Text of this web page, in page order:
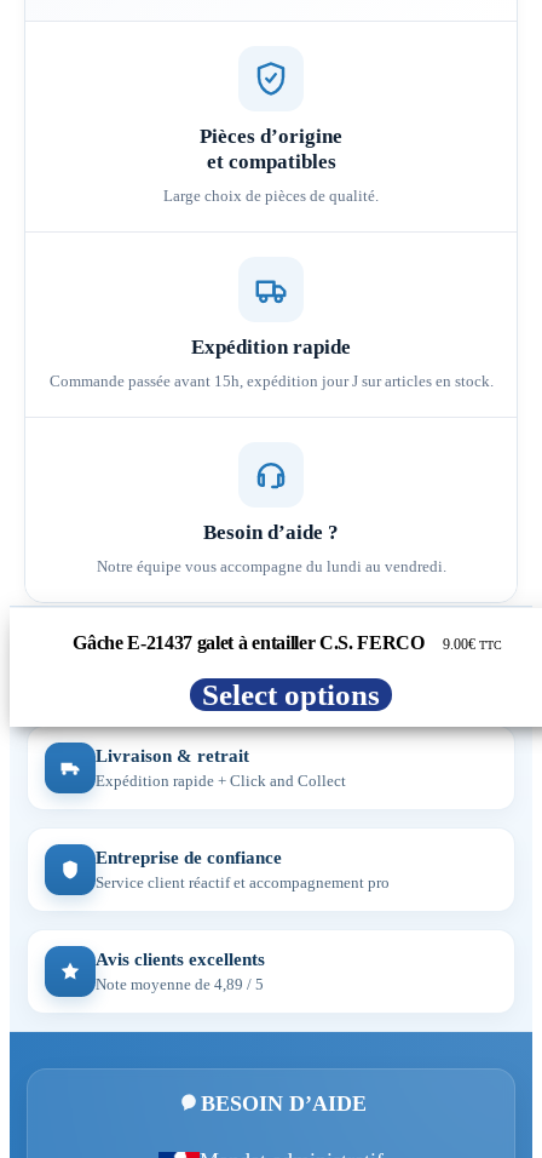
Pièces d’origine
et compatibles
Large choix de pièces de qualité.
Expédition rapide
Commande passée avant 15h, expédition jour J sur articles en stock.
Besoin d’aide ?
Notre équipe vous accompagne du lundi au vendredi.
Gâche E-21437 galet à entailler C.S. FERCO 9.00€ TTC
Select options
Paiement sécurisé
CB, Visa, Mastercard, PayPal, virement
Livraison & retrait
Expédition rapide + Click and Collect
Entreprise de confiance
Service client réactif et accompagnement pro
Avis clients excellents
Note moyenne de 4,89 / 5
BESOIN D’AIDE